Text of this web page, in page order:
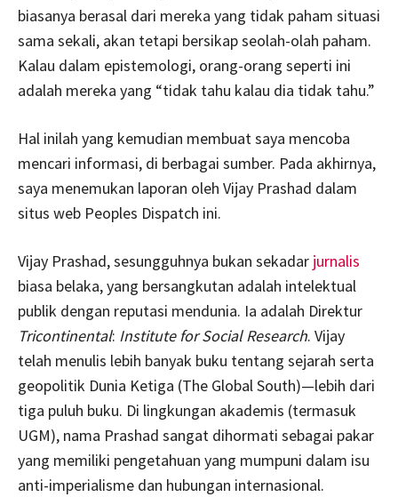
biasanya berasal dari mereka yang tidak paham situasi
sama sekali, akan tetapi bersikap seolah-olah paham.
Kalau dalam epistemologi, orang-orang seperti ini
adalah mereka yang “tidak tahu kalau dia tidak tahu.”
Hal inilah yang kemudian membuat saya mencoba
mencari informasi, di berbagai sumber. Pada akhirnya,
saya menemukan laporan oleh Vijay Prashad dalam
situs web Peoples Dispatch ini.
Vijay Prashad, sesungguhnya bukan sekadar jurnalis
biasa belaka, yang bersangkutan adalah intelektual
publik dengan reputasi mendunia. Ia adalah Direktur
Tricontinental: Institute for Social Research. Vijay
telah menulis lebih banyak buku tentang sejarah serta
geopolitik Dunia Ketiga (The Global South)—lebih dari
tiga puluh buku. Di lingkungan akademis (termasuk
UGM), nama Prashad sangat dihormati sebagai pakar
yang memiliki pengetahuan yang mumpuni dalam isu
anti-imperialisme dan hubungan internasional.